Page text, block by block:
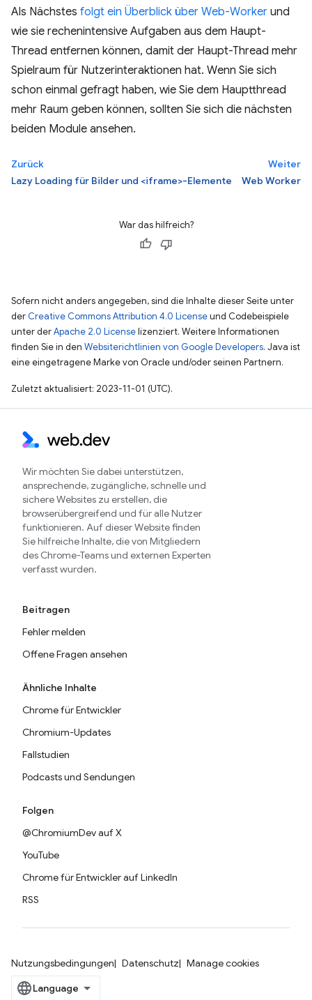
Als Nächstes folgt ein Überblick über Web-Worker und
wie sie rechenintensive Aufgaben aus dem Haupt-
Thread entfernen können, damit der Haupt-Thread mehr
Spielraum für Nutzerinteraktionen hat. Wenn Sie sich
schon einmal gefragt haben, wie Sie dem Hauptthread
mehr Raum geben können, sollten Sie sich die nächsten
beiden Module ansehen.
Zurück
Lazy Loading für Bilder und <iframe>-Elemente
Weiter
Web Worker
War das hilfreich?
Sofern nicht anders angegeben, sind die Inhalte dieser Seite unter
der Creative Commons Attribution 4.0 Licenseund Codebeispiele
unter derApache 2.0 Licenselizenziert. Weitere Informationen
finden Sie in den Websiterichtlinien von Google Developers. Java ist
eine eingetragene Marke von Oracle und/oder seinen Partnern.
Zuletzt aktualisiert: 2023-11-01 (UTC).
Wir möchten Sie dabei unterstützen,
ansprechende, zugängliche, schnelle und
sichere Websites zu erstellen, die
browserübergreifend und für alle Nutzer
funktionieren. Auf dieser Website finden
Sie hilfreiche Inhalte, die von Mitgliedern
des Chrome-Teams und externen Experten
verfasst wurden.
Beitragen
Fehler melden
Offene Fragen ansehen
Ähnliche Inhalte
Chrome für Entwickler
Chromium-Updates
Fallstudien
Podcasts und Sendungen
Folgen
@ChromiumDev auf X
YouTube
Chrome für Entwickler auf LinkedIn
RSS
Nutzungsbedingungen Datenschutz Manage cookies